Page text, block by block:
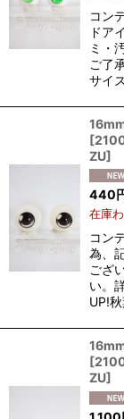
コン
ドア
ミ・
ご了
サイ
[
ZU]
440
在庫
コン
為、
ござ
い。
UP!
[
ZU]